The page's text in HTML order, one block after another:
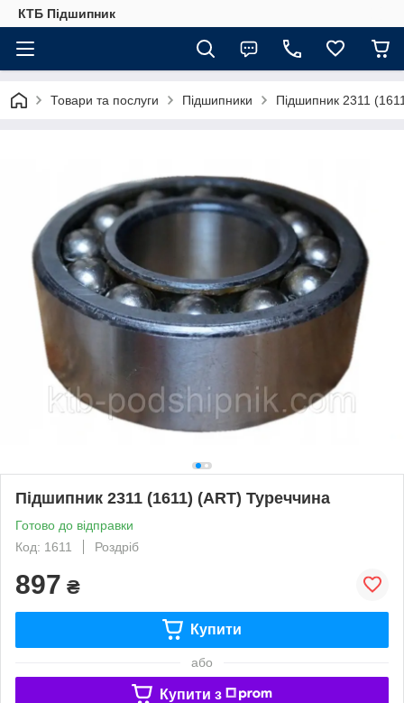
КТБ Підшипник
Товари та послуги Підшипники Підшипник 2311
Підшипник 2311 (1611) (ART) Туреччина
Готово до відправки
Код: 1611
Роздріб
897 ₴
Купити
або
Купити з